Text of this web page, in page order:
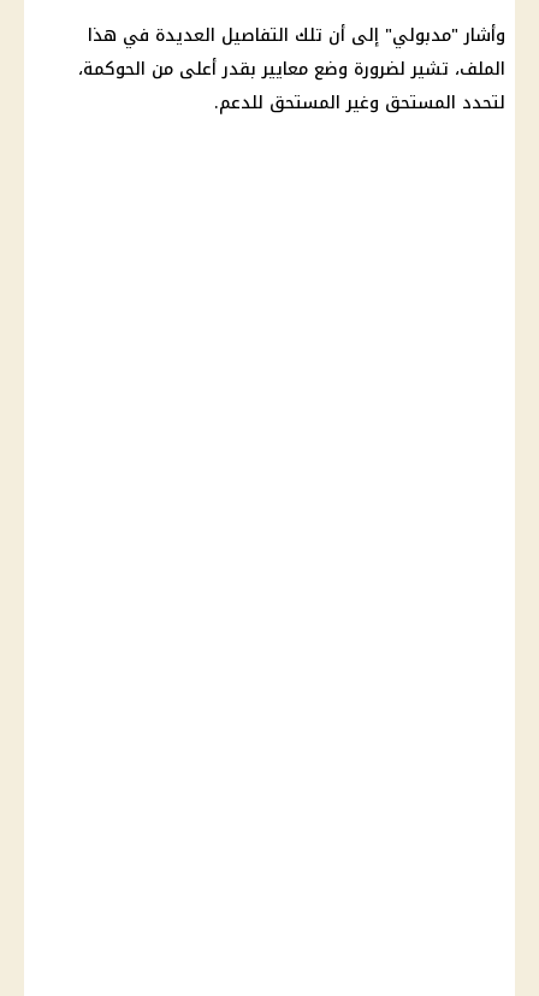
وأشار "مدبولي" إلى أن تلك التفاصيل العديدة في هذا
الملف، تشير لضرورة وضع معايير بقدر أعلى من الحوكمة،
لتحدد المستحق وغير المستحق للدعم.